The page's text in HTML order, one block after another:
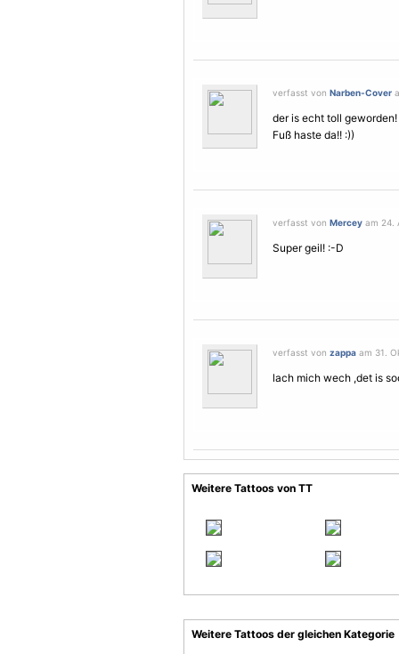
verfasst von Narben-Cover
der is echt toll
Fuß haste da!! :))
verfasst von Mercey am 24.
Super geil! :-D
verfasst von zappa am 31.
lach mich wech ,det is
Weitere Tattoos von TT
Weitere Tattoos der gleichen Kategorie